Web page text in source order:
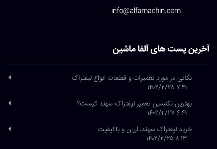
info@alfamachin.com
آخرین پست های آلفا ماشین
نکاتی در مورد تعمیرات و قطعات انواع لیفتراک
۷:۴۱ ۱۴۰۲/۲/۲۸
بهترین تکنسین تعمیر لیفتراک سهند کیست؟
۶:۴۱ ۱۴۰۲/۲/۲۷
خرید لیفتراک سهند، ارزان و باکیفیت
۸:۱۳ ۱۴۰۲/۲/۲۵